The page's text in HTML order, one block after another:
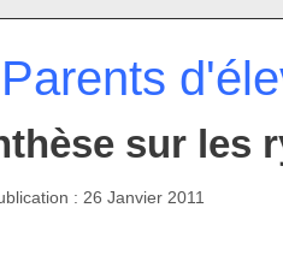
sur les
: 26 Janvier 2011